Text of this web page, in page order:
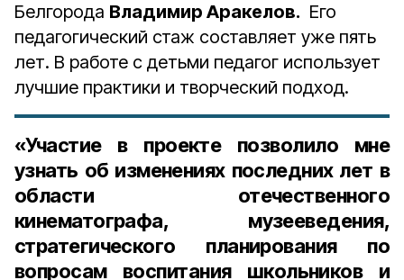
Белгорода Владимир Аракелов. Его
педагогический стаж составляет уже пять
лет. В работе с детьми педагог использует
лучшие практики и творческий подход.
«Участие в проекте позволило мне
узнать об изменениях последних лет в
области отечественного
кинематографа, музееведения,
стратегического планирования по
вопросам воспитания школьников и